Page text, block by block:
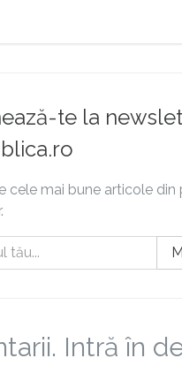
te la
cele mai bune articole din
Intră în